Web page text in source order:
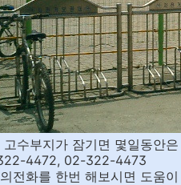
수부지가 잠기면 몇일동안
4472, 02-322-4473
전화를 한번 해보시면 도움